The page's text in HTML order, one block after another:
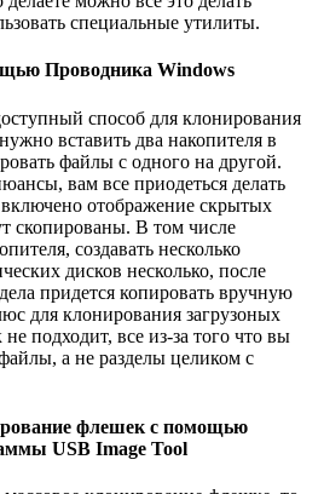
специальные утилиты.
Проводника Windows
способ для клонирования
вставить два накопителя в
файлы с одного на другой.
вам все приодеться делать
отображение скрытых
скопированы. В том числе
создавать несколько
дисков несколько, после
придется копировать вручную
для клонирования загрузоных
подходит, все из-за того что вы
а не разделы целиком с
флешек с помощью
USB Image Tool